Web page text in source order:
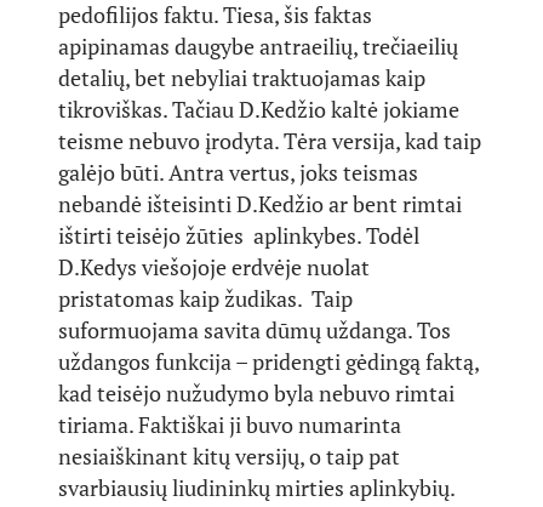
pedofilijos faktu. Tiesa, šis faktas
apipinamas daugybe antraeilių, trečiaeilių
detalių, bet nebyliai traktuojamas kaip
tikroviškas. Tačiau D.Kedžio kaltė jokiame
teisme nebuvo įrodyta. Tėra versija, kad taip
galėjo būti. Antra vertus, joks teismas
nebandė išteisinti D.Kedžio ar bent rimtai
ištirti teisėjo žūties aplinkybes. Todėl
D.Kedys viešojoje erdvėje nuolat
pristatomas kaip žudikas. Taip
suformuojama savita dūmų uždanga. Tos
uždangos funkcija – pridengti gėdingą faktą,
kad teisėjo nužudymo byla nebuvo rimtai
tiriama. Faktiškai ji buvo numarinta
nesiaiškinant kitų versijų, o taip pat
svarbiausių liudininkų mirties aplinkybių.